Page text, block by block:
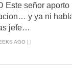
Este señor aporto
y ya ni
jefe…
AGO | |